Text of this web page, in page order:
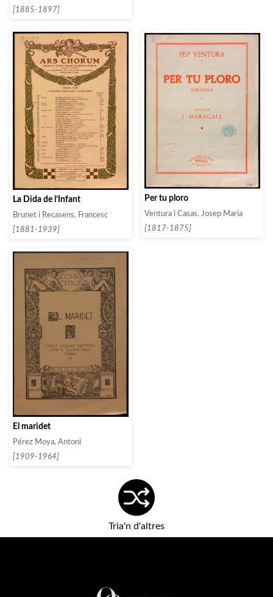
[1885-1897]
La Dida de l’Infant
Brunet i Recasens, Francesc
[1881-1939]
Per tu ploro
Ventura i Casas, Josep Maria
[1817-1875]
El maridet
Pérez Moya, Antoni
[1909-1964]
Tria'n d'altres